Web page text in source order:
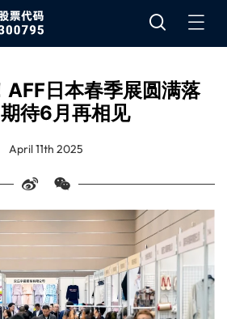
AFF日本春季展圆满落
待6月再相见
April 11th 2025